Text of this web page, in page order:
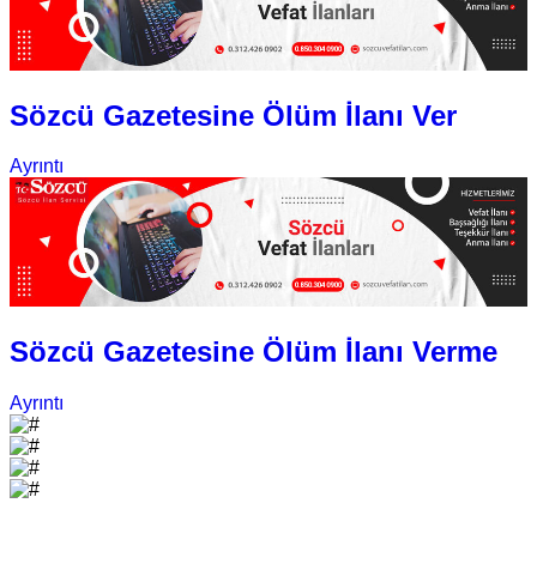
Sözcü Gazetesine Ölüm İlanı Ver
Ayrıntı
Sözcü Gazetesine Ölüm İlanı Verme
Ayrıntı